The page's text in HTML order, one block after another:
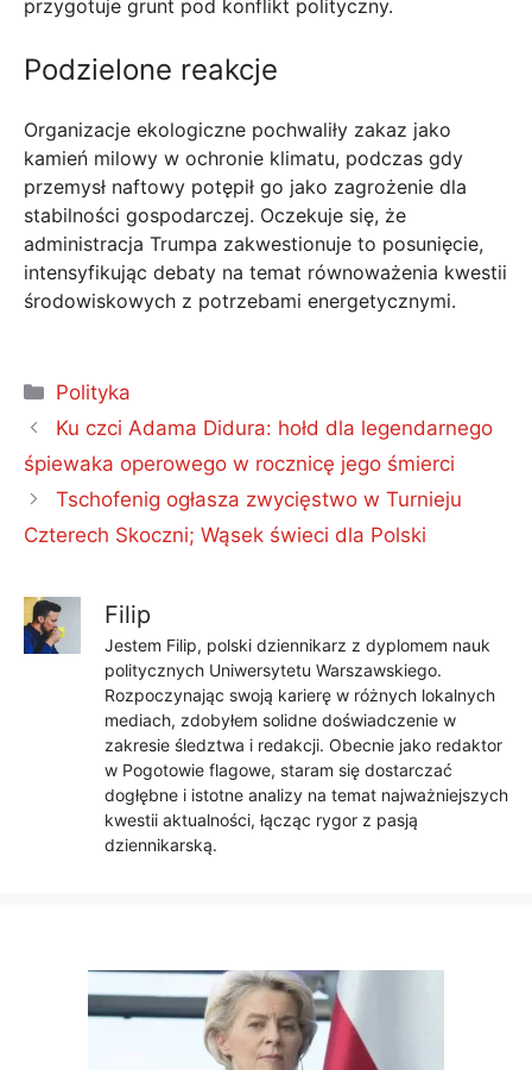
przygotuje grunt pod konflikt polityczny.
Podzielone reakcje
Organizacje ekologiczne pochwaliły zakaz jako
kamień milowy w ochronie klimatu, podczas gdy
przemysł naftowy potępił go jako zagrożenie dla
stabilności gospodarczej. Oczekuje się, że
administracja Trumpa zakwestionuje to posunięcie,
intensyfikując debaty na temat równoważenia kwestii
środowiskowych z potrzebami energetycznymi.
Kategorie
Polityka
Ku czci Adama Didura: hołd dla legendarnego
śpiewaka operowego w rocznicę jego śmierci
Tschofenig ogłasza zwycięstwo w Turnieju
Czterech Skoczni; Wąsek świeci dla Polski
Filip
Jestem Filip, polski dziennikarz z dyplomem nauk
politycznych Uniwersytetu Warszawskiego.
Rozpoczynając swoją karierę w różnych lokalnych
mediach, zdobyłem solidne doświadczenie w
zakresie śledztwa i redakcji. Obecnie jako redaktor
w Pogotowie flagowe, staram się dostarczać
dogłębne i istotne analizy na temat najważniejszych
kwestii aktualności, łącząc rygor z pasją
dziennikarską.